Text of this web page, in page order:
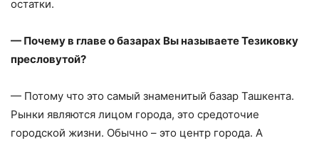
остатки.
— Почему в главе о базарах Вы называете Тезиковку
пресловутой?
— Потому что это самый знаменитый базар Ташкента.
Рынки являются лицом города, это средоточие
городской жизни. Обычно – это центр города. А